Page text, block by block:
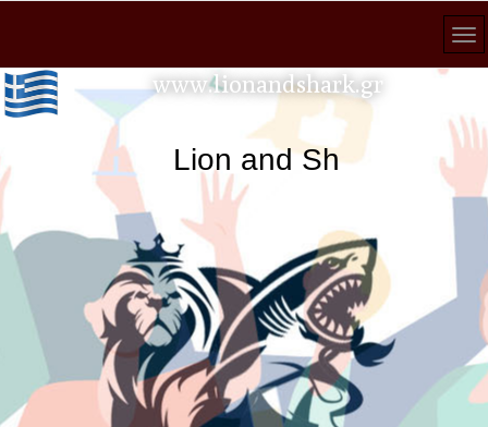
www.lionandshark.gr
Lion and Shark κάθε